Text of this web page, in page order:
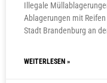
Illegale
Ablagerungen mit
Stadt Brandenburg an
WEITERLESEN »